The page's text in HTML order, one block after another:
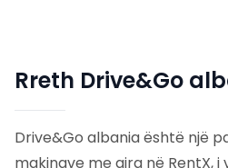
Rreth Drive&Go
Drive&Go albania është një
makinave me qira në RentX, i